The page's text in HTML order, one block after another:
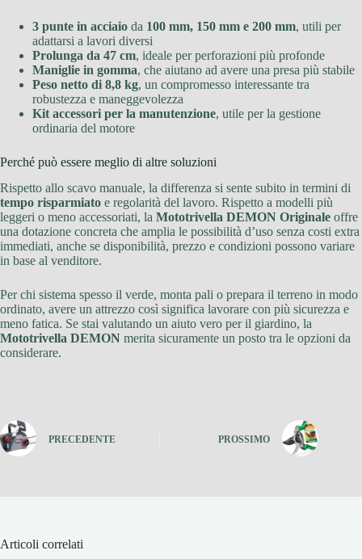
3 punte in acciaio da 100 mm, 150 mm e 200 mm, utili per
adattarsi a lavori diversi
Prolunga da 47 cm, ideale per perforazioni più profonde
Maniglie in gomma, che aiutano ad avere una presa più stabile
Peso netto di 8,8 kg, un compromesso interessante tra
robustezza e maneggevolezza
Kit accessori per la manutenzione, utile per la gestione
ordinaria del motore
Perché può essere meglio di altre soluzioni
Rispetto allo scavo manuale, la differenza si sente subito in termini di
tempo risparmiato e regolarità del lavoro. Rispetto a modelli più
leggeri o meno accessoriati, la Mototrivella DEMON Originale offre
una dotazione concreta che amplia le possibilità d’uso senza costi extra
immediati, anche se disponibilità, prezzo e condizioni possono variare
in base al venditore.
Per chi sistema spesso il verde, monta pali o prepara il terreno in modo
ordinato, avere un attrezzo così significa lavorare con più sicurezza e
meno fatica. Se stai valutando un aiuto vero per il giardino, la
Mototrivella DEMON merita sicuramente un posto tra le opzioni da
considerare.
PRECEDENTE PROSSIMO
Articoli correlati